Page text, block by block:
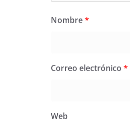
Nombre*
Correo electrónico *
Web